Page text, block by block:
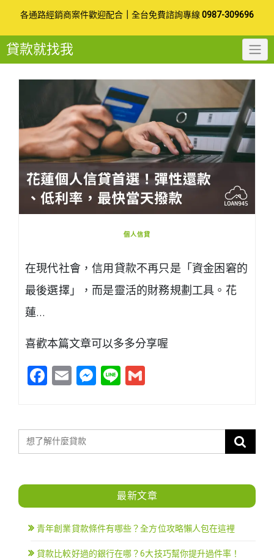
to
content
各通路經銷商案件歡迎配合 全台免費諮詢專線 0987-309696
貸款就找我
個人信貸
在現代社會，信用貸款不再只是「資金困窘的
最後選擇」，而是靈活的財務規劃工具。花
蓮…
喜歡本篇文章可以多多分享喔
Facebook
EmailMessenger
Line
最新文章
青年創業貸款條件有哪些？全方位攻略懶人包在這裡
貸款比較好過的銀行在哪？6大技巧幫你提升過件率！